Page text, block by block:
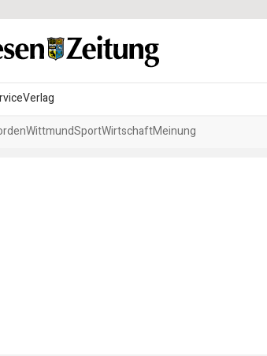
Verlag
WittmundSportWirtschaftMeinung